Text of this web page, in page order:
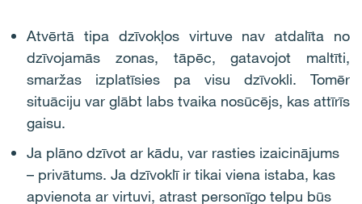
Atvērtā tipa dzīvokļos virtuve nav atdalīta no
dzīvojamās zonas, tāpēc, gatavojot maltīti,
smaržas izplatīsies pa visu dzīvokli. Tomēr
situāciju var glābt labs tvaika nosūcējs, kas attīrīs
gaisu.
Ja plāno dzīvot ar kādu, var rasties izaicinājums
– privātums. Ja dzīvoklī ir tikai viena istaba, kas
apvienota ar virtuvi, atrast personīgo telpu būs